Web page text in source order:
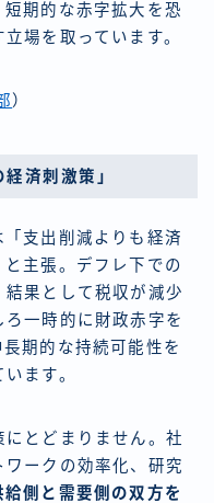
期的な赤字拡大を恐
場を取っています。
）
済刺激策」
支出削減よりも経済
主張。デフレ下での
果として税収が減少
一時的に財政赤字を
期的な持続可能性を
ます。
とどまりません。社
ークの効率化、研究
給側と需要側の双方を